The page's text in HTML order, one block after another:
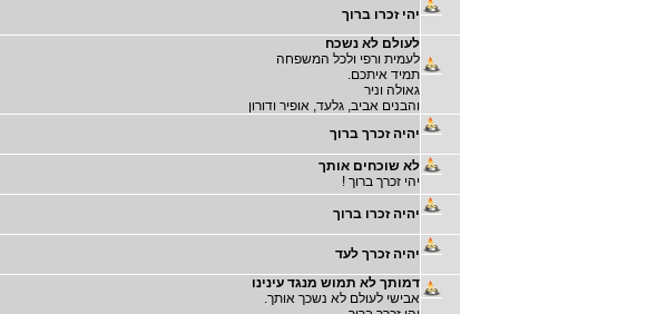
יהי זכרו ברוך
לעולם לא נשכח
לעמית ורפי ולכל המשפחה
תמיד איתכם.
גאולה וניר
והבנים אביב, גלעד, אופיר ודורון
יהיה זכרך ברוך
לא שוכחים אותך
יהי זכרך ברוך !
יהיה זכרו ברוך
יהיה זכרך לעד
דמותך לא תמוש מנגד עינינו
אבישי לעולם לא נשכך אותך.